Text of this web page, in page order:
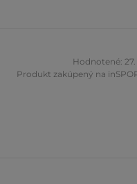
Hodnotené: 27.
Produkt zakúpený na